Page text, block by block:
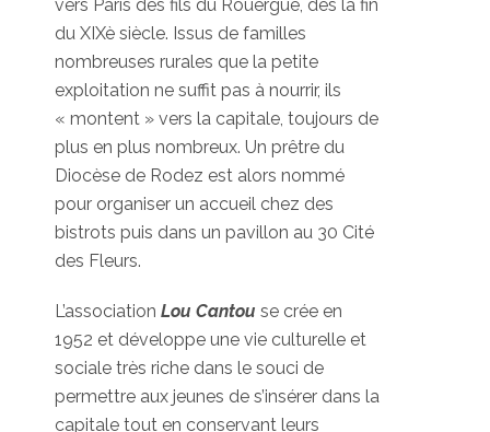
vers Paris des fils du Rouergue, dès la fin
du XIXè siècle. Issus de familles
nombreuses rurales que la petite
exploitation ne suffit pas à nourrir, ils
« montent » vers la capitale, toujours de
plus en plus nombreux. Un prêtre du
Diocèse de Rodez est alors nommé
pour organiser un accueil chez des
bistrots puis dans un pavillon au 30 Cité
des Fleurs.
L’association Lou Cantou se crée en
1952 et développe une vie culturelle et
sociale très riche dans le souci de
permettre aux jeunes de s’insérer dans la
capitale tout en conservant leurs